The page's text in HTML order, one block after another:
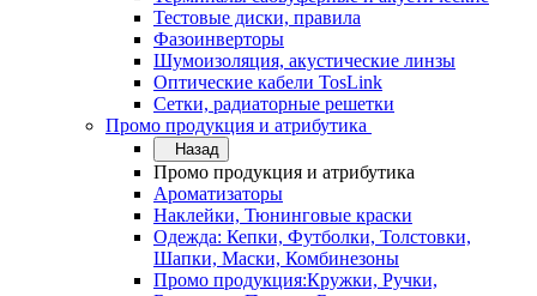
Тестовые диски, правила
Фазоинверторы
Шумоизоляция, акустические линзы
Оптические кабели TosLink
Сетки, радиаторные решетки
Промо продукция и атрибутика
Назад
Промо продукция и атрибутика
Ароматизаторы
Наклейки, Тюнинговые краски
Одежда: Кепки, Футболки, Толстовки,
Шапки, Маски, Комбинезоны
Промо продукция:Кружки, Ручки,